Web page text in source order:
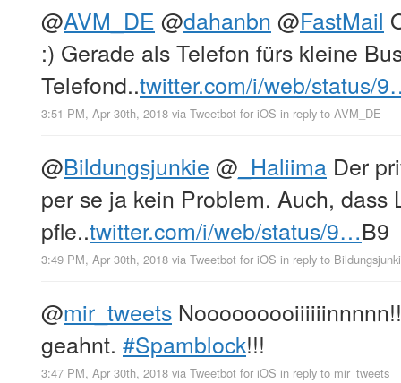
@AVM_DE @dahanbn @FastMail
:) Gerade als Telefon fürs kleine
Telefond..twitter.com/i/web/status/
3:51 PM, Apr 30th, 2018 via Tweetbot for iΟS in reply to AVM_DE
@Bildungsjunkie @ _Haliima Der
per se ja kein Problem. Auch, dass
pfle..twitter.com/i/web/status/9…B9
3:49 PM, Apr 30th, 2018 via Tweetbot for iΟS in reply to
@mir_tweets
geahnt. #Spamblock!!!
3:47 PM, Apr 30th, 2018 via Tweetbot for iΟS in reply to mir_tweets